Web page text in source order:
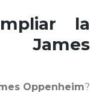
la
James
Oppenheim?